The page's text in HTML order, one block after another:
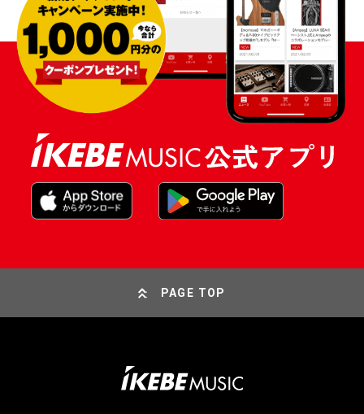
PAGE TOP